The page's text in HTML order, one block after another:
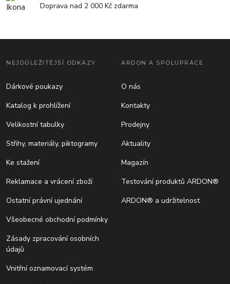
Doprava nad 2 000 Kč zdarma
NEJDŮLEŽITĚJŠÍ ODKAZY
Dárkové poukazy
Katalog k prohlížení
Velikostní tabulky
Střihy, materiály, piktogramy
Ke stažení
Reklamace a vrácení zboží
Ostatní právní ujednání
Všeobecné obchodní podmínky
Zásady zpracování osobních
údajů
Vnitřní oznamovací systém
ARDON A SPOLUPRÁCE
O nás
Kontakty
Prodejny
Aktuality
Magazín
Testování produktů ARDON®
ARDON® a udržitelnost